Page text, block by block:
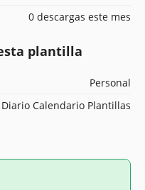
0 descargas este mes
plantilla
Personal
Diario Calendario Plantillas